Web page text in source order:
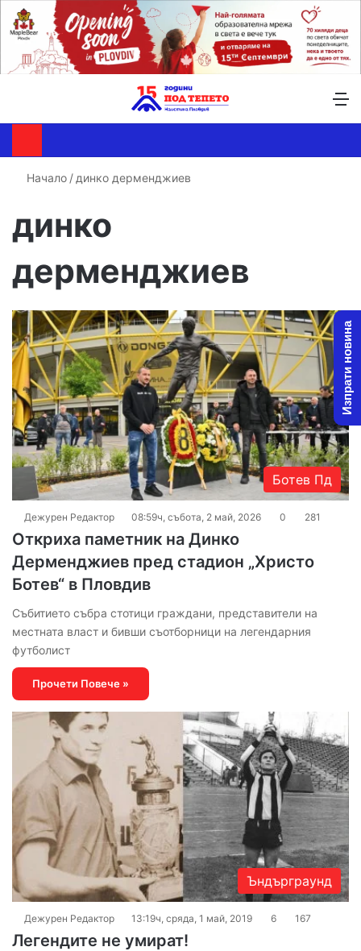
Начало / динко дерменджиев
динко
дерменджиев
Ботев Пд
Дежурен Редактор 08:59ч, събота, 2 май, 2026 0 281
Откриха паметник на Динко
Дерменджиев пред стадион „Христо
Ботев“ в Пловдив
Събитието събра стотици граждани, представители на
местната власт и бивши съотборници на легендарния
футболист
Прочети Повече »
Ъндърграунд
Дежурен Редактор 13:19ч, сряда, 1 май, 2019 6 167
Легендите не умират!
Изпрати новина